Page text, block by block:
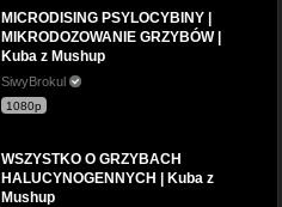
MICRODISING PSYLOCYBINY |
MIKRODOZOWANIE GRZYBÓW |
Kuba z Mushup
SiwyBrokul
1080p
WSZYSTKO O GRZYBACH
HALUCYNOGENNYCH | Kuba z
Mushup